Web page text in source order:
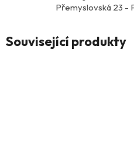
Přemyslovská 23 -
Související produkty